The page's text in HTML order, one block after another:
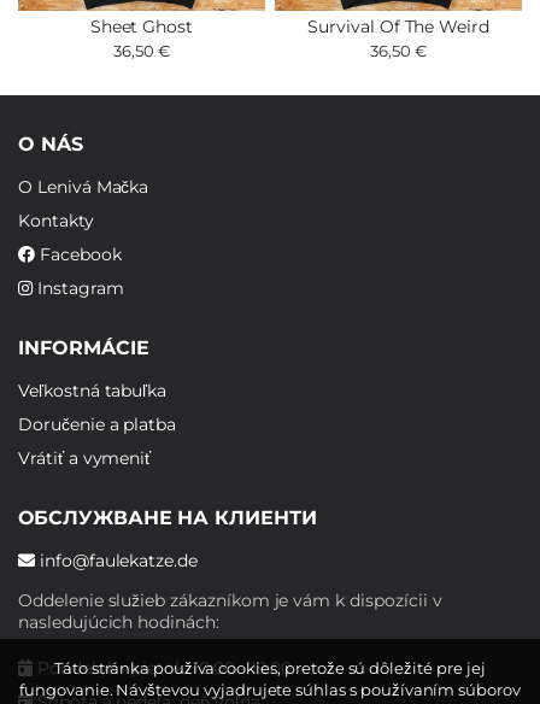
Sheet Ghost
36,50 €
Survival Of The Weird
36,50 €
O NÁS
O Lenivá Mačka
Kontakty
Facebook
Instagram
INFORMÁCIE
Veľkostná tabuľka
Doručenie a platba
Vrátiť a vymeniť
ОБСЛУЖВАНЕ НА КЛИЕНТИ
info@faulekatze.de
Oddelenie služieb zákazníkom je vám k dispozícii v
nasledujúcich hodinách:
Pondelok - piatok: 10:00 - 19:00
Táto stránka používa cookies, pretože sú dôležité pre jej
fungovanie. Návštevou vyjadrujete súhlas s používaním súborov